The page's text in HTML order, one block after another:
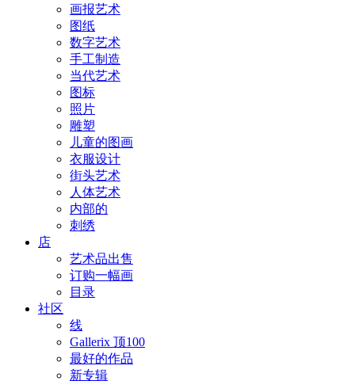
画报艺术
图纸
数字艺术
手工制造
当代艺术
图标
照片
雕塑
儿童的图画
衣服设计
街头艺术
人体艺术
内部的
刺绣
店
艺术品出售
订购一幅画
目录
社区
线
Gallerix 顶100
最好的作品
新专辑